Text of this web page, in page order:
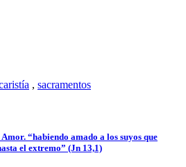
, sacramentos
“habiendo amado a los suyos que
el extremo” (Jn 13,1)